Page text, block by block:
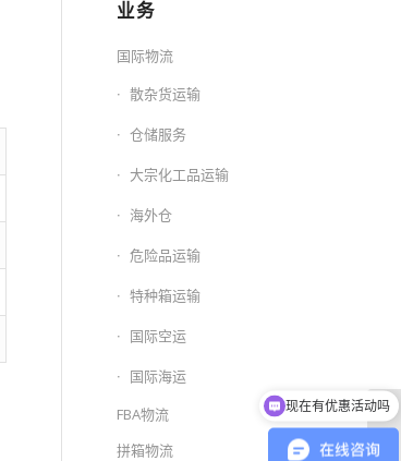
业务
国际物流
散杂货运输
仓储服务
大宗化工品运输
海外仓
危险品运输
特种箱运输
国际空运
国际海运
FBA物流
拼箱物流
现在有优惠活动吗